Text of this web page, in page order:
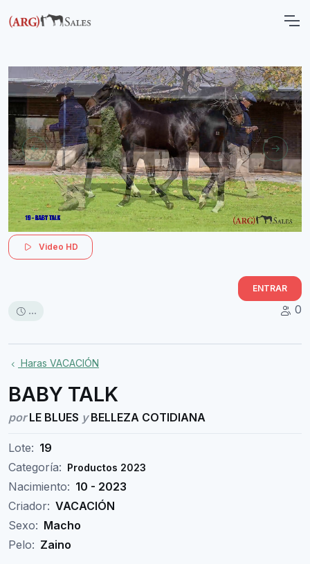
Video HD
ENTRAR
... 0
Haras VACACIÓN
BABY TALK
porLE BLUES yBELLEZA COTIDIANA
Lote: 19
Categoría: Productos 2023
Nacimiento: 10 - 2023
Criador: VACACIÓN
Sexo: Macho
Pelo: Zaino